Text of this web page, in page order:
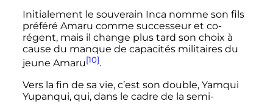
Initialement le souverain Inca nomme son fils
préféré Amaru comme successeur et co-
régent, mais il change plus tard son choix à
cause du manque de capacités militaires du
jeune Amaru[10].
Vers la fin de sa vie, c’est son double, Yamqui
Yupanqui, qui, dans le cadre de la semi-